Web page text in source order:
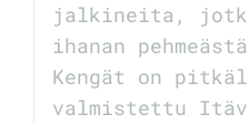
jalkineita,
ihanan
Kengät on
valmistettu